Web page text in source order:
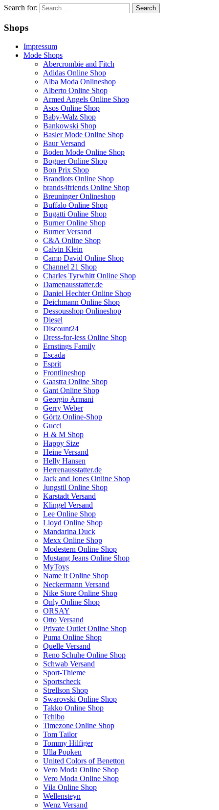
Search for:
Shops
Impressum
Mode Shops
Abercrombie and Fitch
Adidas Online Shop
Alba Moda Onlineshop
Alberto Online Shop
Armed Angels Online Shop
Asos Online Shop
Baby-Walz Shop
Bankowski Shop
Basler Mode Online Shop
Baur Versand
Boden Mode Online Shop
Bogner Online Shop
Bon Prix Shop
Brandlots Online Shop
brands4friends Online Shop
Breuninger Onlineshop
Buffalo Online Shop
Bugatti Online Shop
Burner Online Shop
Burner Versand
C&A Online Shop
Calvin Klein
Camp David Online Shop
Channel 21 Shop
Charles Tyrwhitt Online Shop
Damenausstatter.de
Daniel Hechter Online Shop
Deichmann Online Shop
Dessousshop Onlineshop
Diesel
Discount24
Dress-for-less Online Shop
Ernstings Family
Escada
Esprit
Frontlineshop
Gaastra Online Shop
Gant Online Shop
Georgio Armani
Gerry Weber
Görtz Online-Shop
Gucci
H & M Shop
Happy Size
Heine Versand
Helly Hansen
Herrenausstatter.de
Jack and Jones Online Shop
Jungstil Online Shop
Karstadt Versand
Klingel Versand
Lee Online Shop
Lloyd Online Shop
Mandarina Duck
Mexx Online Shop
Modestern Online Shop
Mustang Jeans Online Shop
MyToys
Name it Online Shop
Neckermann Versand
Nike Store Online Shop
Only Online Shop
ORSAY
Otto Versand
Private Outlet Online Shop
Puma Online Shop
Quelle Versand
Reno Schuhe Online Shop
Schwab Versand
Sport-Thieme
Sportscheck
Strellson Shop
Swarovski Online Shop
Takko Online Shop
Tchibo
Timezone Online Shop
Tom Tailor
Tommy Hilfiger
Ulla Popken
United Colors of Benetton
Vero Moda Online Shop
Vero Moda Online Shop
Vila Online Shop
Wellensteyn
Wenz Versand